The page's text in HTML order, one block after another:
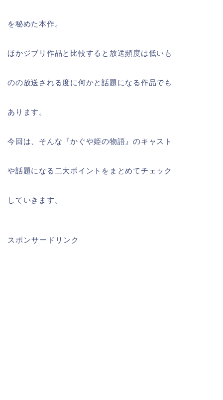
を秘めた本作。
ほかジブリ作品と比較すると放送頻度は低いも
のの放送される度に何かと話題になる作品でも
あります。
今回は、そんな『かぐや姫の物語』のキャスト
や話題になる二大ポイントをまとめてチェック
していきます。
スポンサードリンク